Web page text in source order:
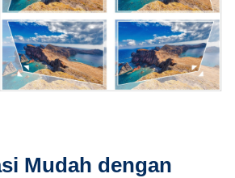
Mudah dengan